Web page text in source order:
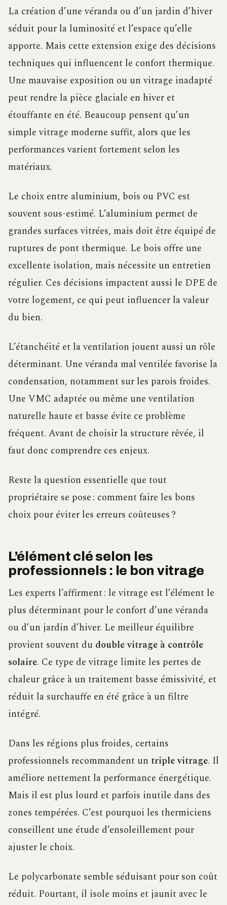
La création d’une véranda ou d’un jardin d’hiver
séduit pour la luminosité et l’espace qu’elle
apporte. Mais cette extension exige des décisions
techniques qui influencent le confort thermique.
Une mauvaise exposition ou un vitrage inadapté
peut rendre la pièce glaciale en hiver et
étouffante en été. Beaucoup pensent qu’un
simple vitrage moderne suffit, alors que les
performances varient fortement selon les
matériaux.
Le choix entre aluminium, bois ou PVC est
souvent sous-estimé. L’aluminium permet de
grandes surfaces vitrées, mais doit être équipé de
ruptures de pont thermique. Le bois offre une
excellente isolation, mais nécessite un entretien
régulier. Ces décisions impactent aussi le DPE de
votre logement, ce qui peut influencer la valeur
du bien.
L’étanchéité et la ventilation jouent aussi un rôle
déterminant. Une véranda mal ventilée favorise la
condensation, notamment sur les parois froides.
Une VMC adaptée ou même une ventilation
naturelle haute et basse évite ce problème
fréquent. Avant de choisir la structure rêvée, il
faut donc comprendre ces enjeux.
Reste la question essentielle que tout
propriétaire se pose : comment faire les bons
choix pour éviter les erreurs coûteuses ?
L’élément clé selon les
professionnels : le bon vitrage
Les experts l’affirment : le vitrage est l’élément le
plus déterminant pour le confort d’une véranda
ou d’un jardin d’hiver. Le meilleur équilibre
provient souvent du double vitrage à contrôle
solaire. Ce type de vitrage limite les pertes de
chaleur grâce à un traitement basse émissivité, et
réduit la surchauffe en été grâce à un filtre
intégré.
Dans les régions plus froides, certains
professionnels recommandent un triple vitrage. Il
améliore nettement la performance énergétique.
Mais il est plus lourd et parfois inutile dans des
zones tempérées. C’est pourquoi les thermiciens
conseillent une étude d’ensoleillement pour
ajuster le choix.
Le polycarbonate semble séduisant pour son coût
réduit. Pourtant, il isole moins et jaunit avec le